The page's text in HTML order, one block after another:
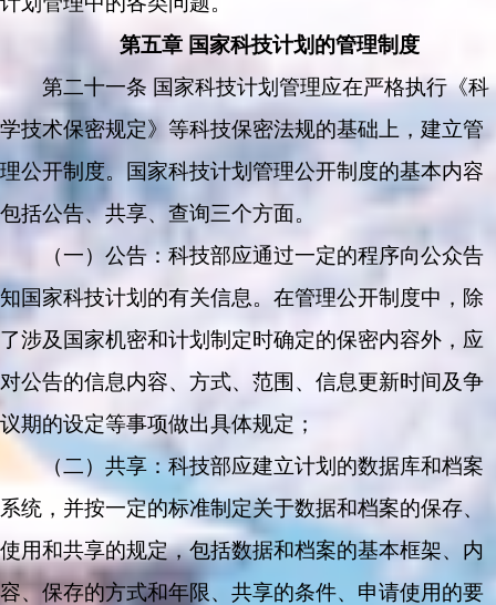
第五章 国家科技计划的管理制度
第二十一条 国家科技计划管理应在严格执行《科
学技术保密规定》等科技保密法规的基础上，建立管
理公开制度。国家科技计划管理公开制度的基本内容
包括公告、共享、查询三个方面。
（一）公告：科技部应通过一定的程序向公众告
知国家科技计划的有关信息。在管理公开制度中，除
了涉及国家机密和计划制定时确定的保密内容外，应
对公告的信息内容、方式、范围、信息更新时间及争
议期的设定等事项做出具体规定；
（二）共享：科技部应建立计划的数据库和档案
系统，并按一定的标准制定关于数据和档案的保存、
使用和共享的规定，包括数据和档案的基本框架、内
容、保存的方式和年限、共享的条件、申请使用的要